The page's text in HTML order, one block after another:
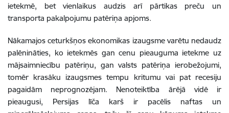
ietekmē, bet vienlaikus audzis arī pārtikas preču un
transporta pakalpojumu patēriņa apjoms.
Nākamajos ceturkšņos ekonomikas izaugsme varētu nedaudz
palēnināties, ko ietekmēs gan cenu pieauguma ietekme uz
mājsaimniecību patēriņu, gan valsts patēriņa ierobežojumi,
tomēr krasāku izaugsmes tempu kritumu vai pat recesiju
pagaidām neprognozējam. Nenoteiktība ārējā vidē ir
pieaugusi, Persijas līča karš ir pacēlis naftas un